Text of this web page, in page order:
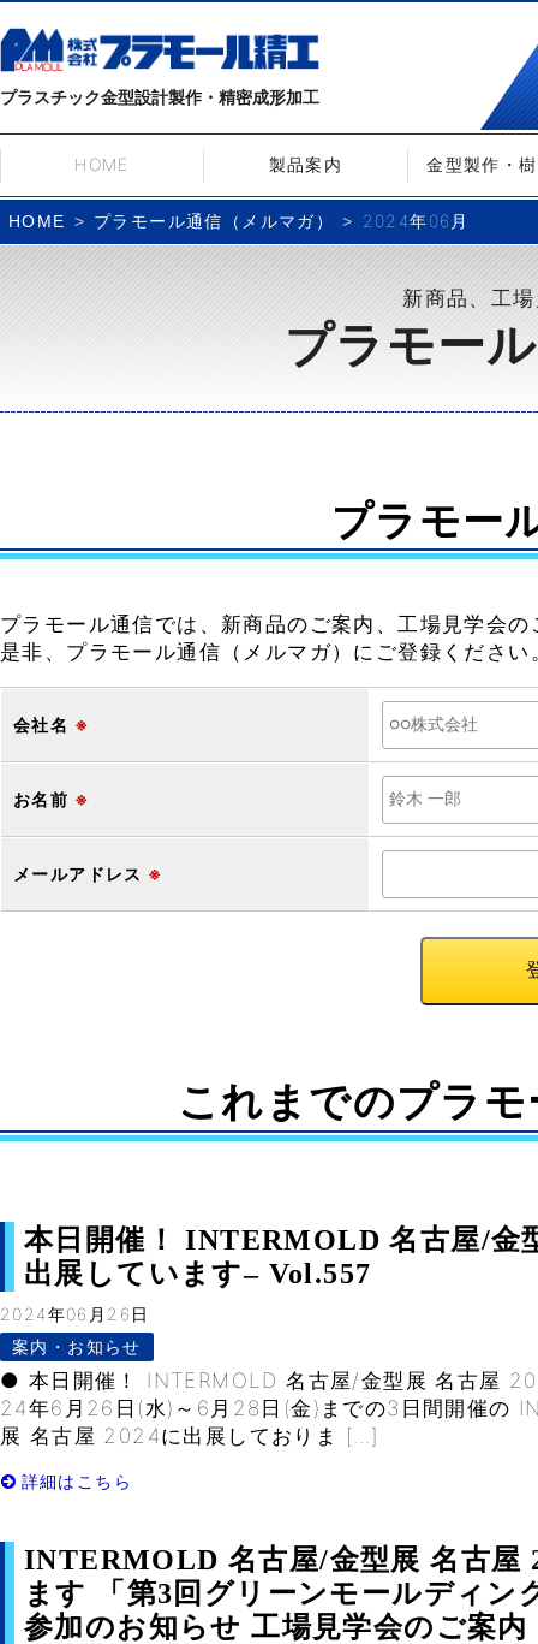
プラスチック金型設計製作・精密成形加工
HOME 製品案内 金型製作・
HOME プラモール通信（メルマガ） 2024年06月
新商品、工
プラモー
プラモー
プラモール通信では、新商品のご案内、工場見学会
是非、プラモール通信（メルマガ）にご登録ください
会社名 ※
お名前 ※
メールアドレス ※
これまでのプラ
本日開催！ INTERMOLD 名古屋/金
出展しています– Vol.557
2024年06月26日
案内・お知らせ
● 本日開催！ INTERMOLD 名古屋/金型展 名古屋
24年6月26日(水)～6月28日(金)までの3日間開催の
展 名古屋 2024に出展しておりま […]
詳細はこちら
INTERMOLD 名古屋/金型展 名古屋
ます 「第3回グリーンモールディン
参加のお知らせ 工場見学会のご案内